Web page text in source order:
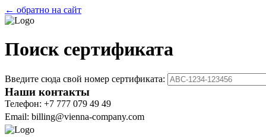
← обратно на сайт
Поиск сертификата
Введите сюда свой номер сертификата:
Наши контакты
Телефон: +7 777 079 49 49
Email: billing@vienna-company.com